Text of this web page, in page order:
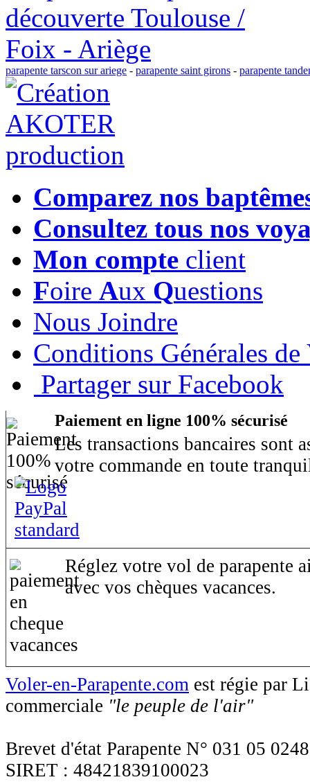
parapente tarscon sur ariege - parapente saint girons - parapente
Comparez nos
Consultez tous nos
Mon compte client
Foire Aux Questions
Nous Joindre
Conditions Générales de
Partager sur Facebook
Paiement en ligne 100% sécurisé
Les transactions bancaires sont
votre commande en toute
Réglez votre vol de parapente
avec vos chèques vacances.
Voler-en-Parapente.com est régie par
commerciale "le peuple de l'air"
Brevet d'état Parapente N° 031 05 0248
SIRET : 48421839100023